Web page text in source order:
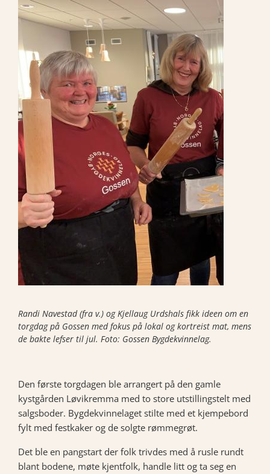
Randi Navestad (fra v.) og Kjellaug Urdshals fikk ideen om en
torgdag på Gossen med fokus på lokal og kortreist mat, mens
de bakte lefser til jul. Foto: Gossen Bygdekvinnelag.
Den første torgdagen ble arrangert på den gamle
kystgården Løvikremma med to store utstillingstelt med
salgsboder. Bygdekvinnelaget stilte med et kjempebord
fylt med festkaker og de solgte rømmegrøt.
Det ble en pangstart der folk trivdes med å rusle rundt
blant bodene, møte kjentfolk, handle litt og ta seg en